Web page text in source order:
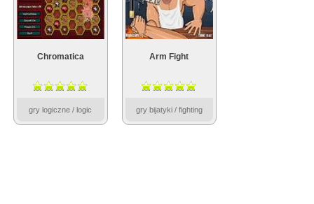
Chromatica
gry logiczne / logic
Arm Fight
gry bijatyki / fighting